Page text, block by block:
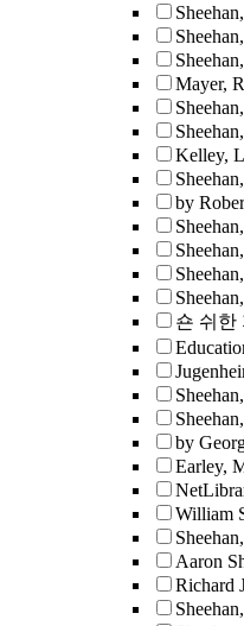
Mayer,
Kelley,
by
숀 쉬한
by
Earley,
William
Aaron
Richard